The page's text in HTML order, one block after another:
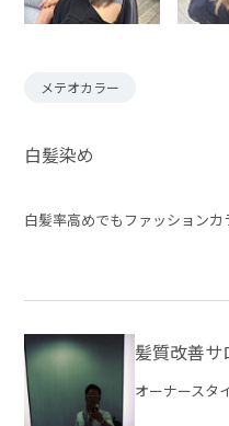
メテオカラー
白髪染め
白髪率高めでもファッション
髪質改善サ
オーナースタ